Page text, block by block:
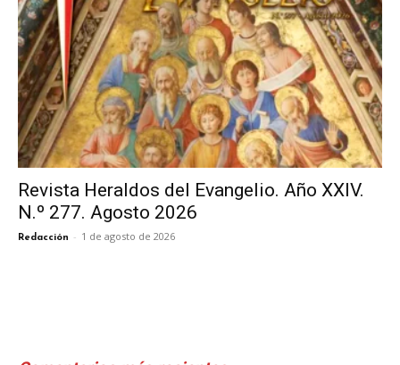
Revista Heraldos del Evangelio. Año XXIV.
N.º 277. Agosto 2026
Redacción - 1 de agosto de 2026